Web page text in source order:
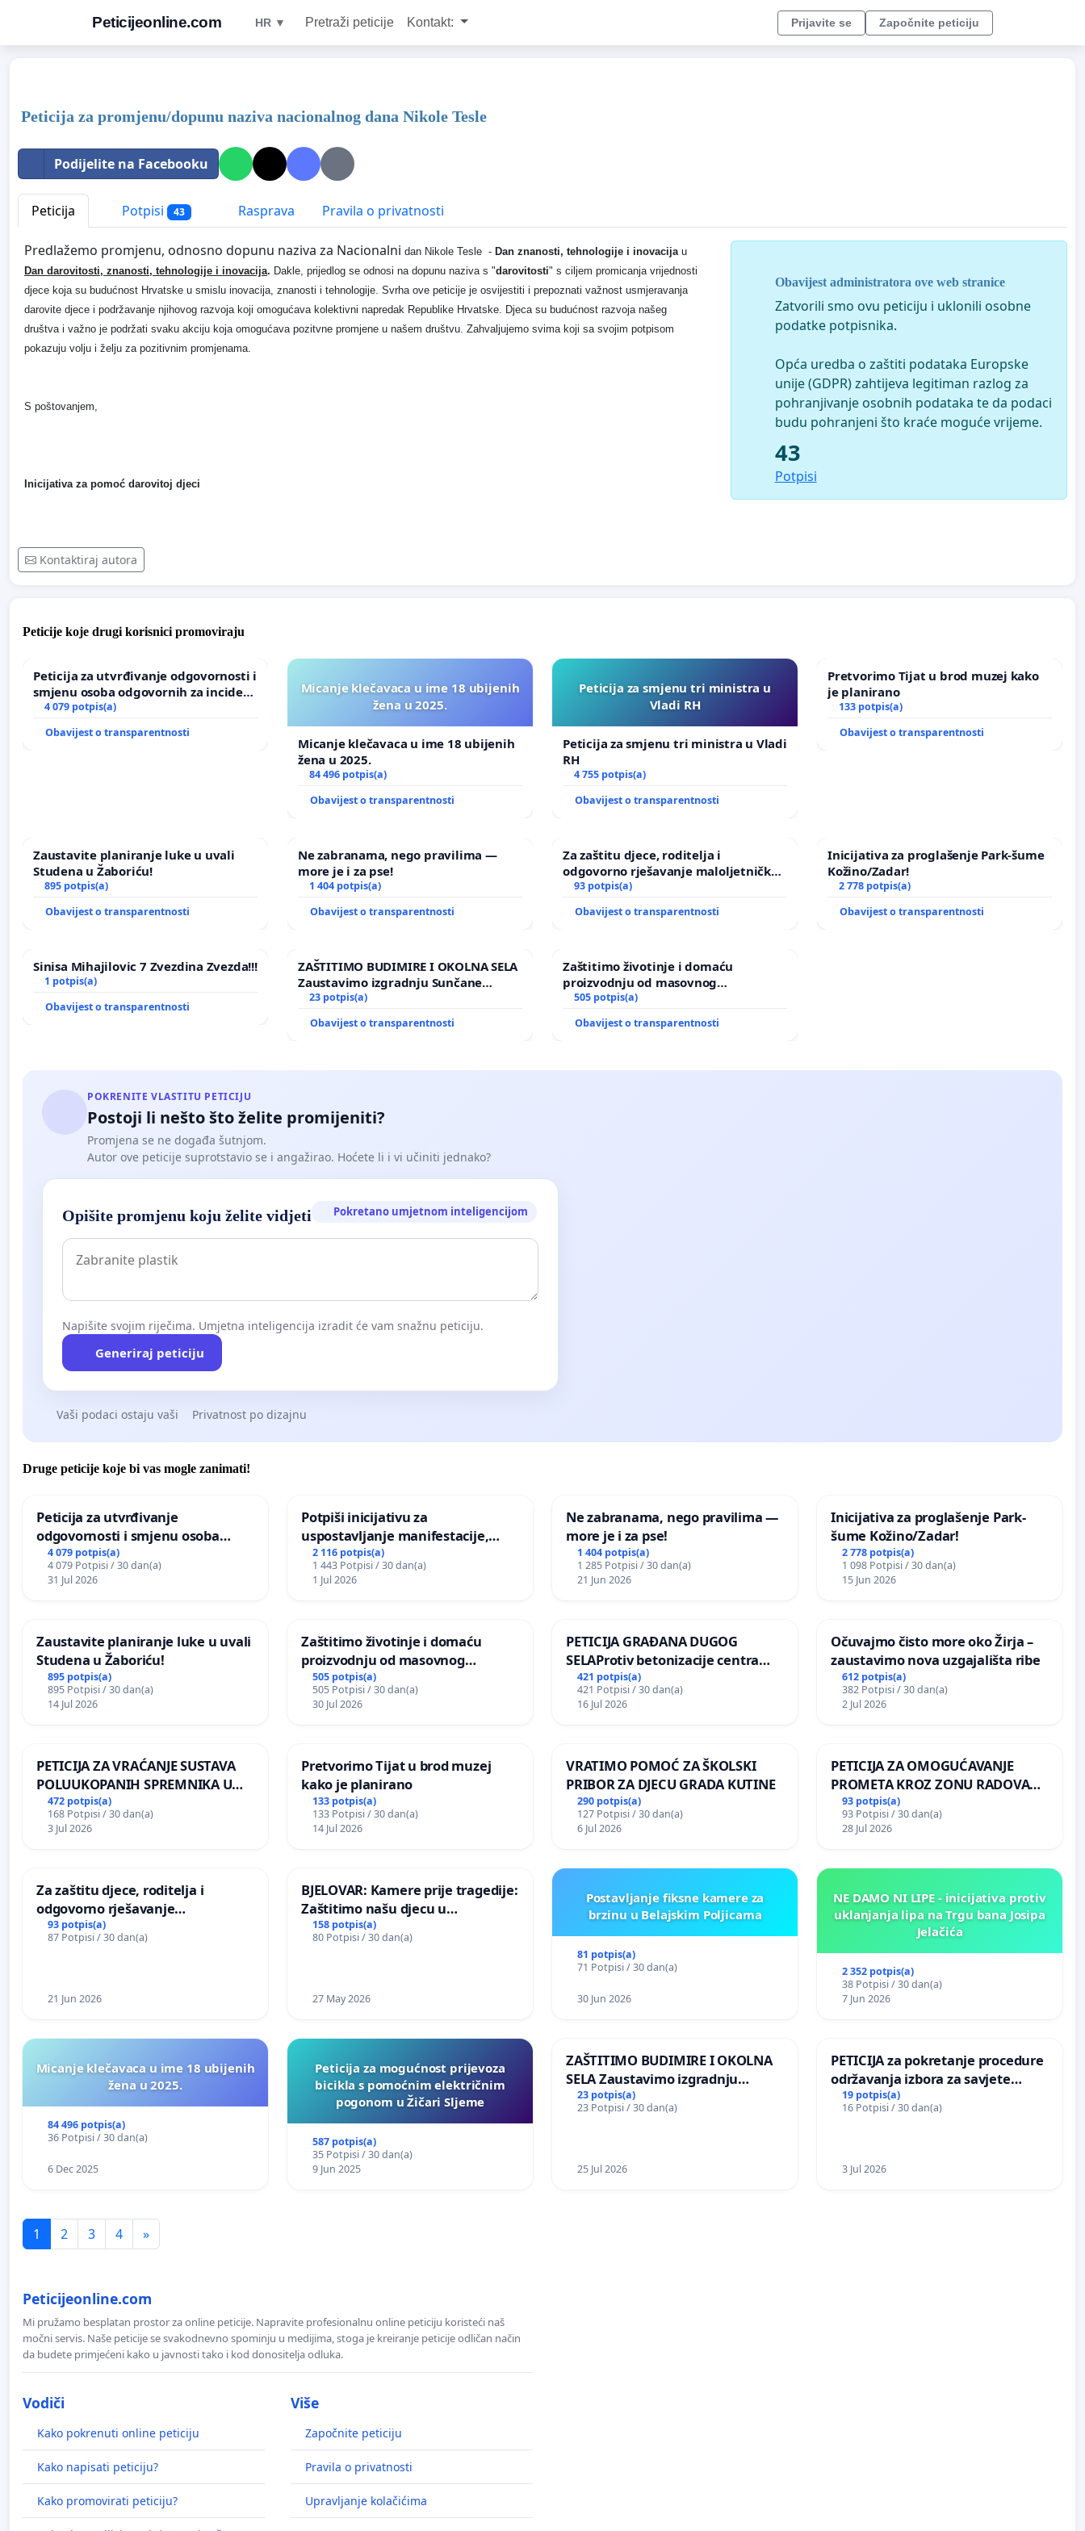
Peticijeonline.com HR ▼ Pretraži peticije Kontakt: Prijavite se Započnite peticiju
Peticija za promjenu/dopunu naziva nacionalnog dana Nikole Tesle
Podijelite na Facebooku
Peticija Potpisi 43 Rasprava Pravila o privatnosti
Predlažemo promjenu, odnosno dopunu naziva za Nacionalni dan Nikole Tesle - Dan znanosti, tehnologije i inovacijau
Dan darovitosti, znanosti, tehnologije i inovacija. Dakle, prijedlog se odnosi na dopunu naziva s "darovitosti" s ciljem promicanja vrijednosti
djece koja su budućnost Hrvatske u smislu inovacija, znanosti i tehnologije. Svrha ove peticije je osvijestiti i prepoznati važnost usmjeravanja
darovite djece i podržavanje njihovog razvoja koji omogućava kolektivni napredak Republike Hrvatske. Djeca su budućnost razvoja našeg
društva i važno je podržati svaku akciju koja omogućava pozitvne promjene u našem društvu. Zahvaljujemo svima koji sa svojim potpisom
pokazuju volju i želju za pozitivnim promjenama.
S poštovanjem,
Inicijativa za pomoć darovitoj djeci
Kontaktiraj autora
Obavijest administratora ove web stranice
Zatvorili smo ovu peticiju i uklonili osobne
podatke potpisnika.
Opća uredba o zaštiti podataka Europske
unije (GDPR) zahtijeva legitiman razlog za
pohranjivanje osobnih podataka te da podaci
budu pohranjeni što kraće moguće vrijeme.
43
Potpisi
Peticije koje drugi korisnici promoviraju
Peticija za utvrđivanje odgovornosti i
smjenu osoba odgovornih za incident
u Zoološkom vrtu Grada Zagreba
4 079 potpis(a)
Obavijest o transparentnosti
Micanje klečavaca u ime 18 ubijenih
žena u 2025.
Micanje klečavaca u ime 18 ubijenih
žena u 2025.
84 496 potpis(a)
Obavijest o transparentnosti
Peticija za smjenu tri ministra u
Vladi RH
Peticija za smjenu tri ministra u Vladi
RH
4 755 potpis(a)
Obavijest o transparentnosti
Pretvorimo Tijat u brod muzej kako
je planirano
133 potpis(a)
Obavijest o transparentnosti
Zaustavite planiranje luke u uvali
Studena u Žaboriću!
895 potpis(a)
Obavijest o transparentnosti
Ne zabranama, nego pravilima —
more je i za pse!
1 404 potpis(a)
Obavijest o transparentnosti
Za zaštitu djece, roditelja i
odgovorno rješavanje maloljetničkog
nasilja
93 potpis(a)
Obavijest o transparentnosti
Inicijativa za proglašenje Park-šume
Kožino/Zadar!
2 778 potpis(a)
Obavijest o transparentnosti
Sinisa Mihajilovic 7 Zvezdina Zvezda!!!
1 potpis(a)
Obavijest o transparentnosti
ZAŠTITIMO BUDIMIRE I OKOLNA SELA
Zaustavimo izgradnju Sunčane
elektrane Vedrine na području
23 potpis(a)
Obavijest o transparentnosti
Zaštitimo životinje i domaću
proizvodnju od masovnog
uništavanja zbog afričke svinjske
505 potpis(a)
Obavijest o transparentnosti
POKRENITE VLASTITU PETICIJU
Postoji li nešto što želite promijeniti?
Promjena se ne događa šutnjom.
Autor ove peticije suprotstavio se i angažirao. Hoćete li i vi učiniti jednako?
Opišite promjenu koju želite vidjeti Pokretano umjetnom inteligencijom
Napišite svojim riječima. Umjetna inteligencija izradit će vam snažnu peticiju.
Generiraj peticiju
Vaši podaci ostaju vaši Privatnost po dizajnu
Druge peticije koje bi vas mogle zanimati!
Peticija za utvrđivanje
odgovornosti i smjenu osoba
odgovornih za incident u
Zoološkom vrtu Grada Zagreba
4 079 potpis(a)
4 079 Potpisi / 30 dan(a)
31 Jul 2026
Potpiši inicijativu za
uspostavljanje manifestacije,
godišnje nagrade ili drugog
javnog događaja „Edin Avdić“ u
Sarajevu
2 116 potpis(a)
1 443 Potpisi / 30 dan(a)
1 Jul 2026
Ne zabranama, nego pravilima —
more je i za pse!
1 404 potpis(a)
1 285 Potpisi / 30 dan(a)
21 Jun 2026
Inicijativa za proglašenje Park-
šume Kožino/Zadar!
2 778 potpis(a)
1 098 Potpisi / 30 dan(a)
15 Jun 2026
Zaustavite planiranje luke u uvali
Studena u Žaboriću!
895 potpis(a)
895 Potpisi / 30 dan(a)
14 Jul 2026
Zaštitimo životinje i domaću
proizvodnju od masovnog
uništavanja zbog afričke svinjske
kuge
505 potpis(a)
505 Potpisi / 30 dan(a)
30 Jul 2026
PETICIJA GRAĐANA DUGOG
SELAProtiv betonizacije centra
grada i za očuvanje postojećih
zelenih površina i odraslih stabala
pri donošenju izmjena
421 potpis(a)
421 Potpisi / 30 dan(a)
16 Jul 2026
Očuvajmo čisto more oko Žirja –
zaustavimo nova uzgajališta ribe
612 potpis(a)
382 Potpisi / 30 dan(a)
2 Jul 2026
PETICIJA ZA VRAĆANJE SUSTAVA
POLUUKOPANIH SPREMNIKA U
NASELJU KOLANJSKI GAJAC
472 potpis(a)
168 Potpisi / 30 dan(a)
3 Jul 2026
Pretvorimo Tijat u brod muzej
kako je planirano
133 potpis(a)
133 Potpisi / 30 dan(a)
14 Jul 2026
VRATIMO POMOĆ ZA ŠKOLSKI
PRIBOR ZA DJECU GRADA KUTINE
290 potpis(a)
127 Potpisi / 30 dan(a)
6 Jul 2026
PETICIJA ZA OMOGUĆAVANJE
PROMETA KROZ ZONU RADOVA
ZA STANOVNIKE Mjesnog odbora
Kamensko i Lemić Brdo
93 potpis(a)
93 Potpisi / 30 dan(a)
28 Jul 2026
Za zaštitu djece, roditelja i
odgovorno rješavanje
maloljetničkog nasilja
93 potpis(a)
87 Potpisi / 30 dan(a)
21 Jun 2026
BJELOVAR: Kamere prije tragedije:
Zaštitimo našu djecu u
Vukovarskoj!
158 potpis(a)
80 Potpisi / 30 dan(a)
27 May 2026
Postavljanje fiksne kamere za
brzinu u Belajskim Poljicama
81 potpis(a)
71 Potpisi / 30 dan(a)
30 Jun 2026
NE DAMO NI LIPE - inicijativa protiv
uklanjanja lipa na Trgu bana Josipa
Jelačića
2 352 potpis(a)
38 Potpisi / 30 dan(a)
7 Jun 2026
Micanje klečavaca u ime 18 ubijenih
žena u 2025.
84 496 potpis(a)
36 Potpisi / 30 dan(a)
6 Dec 2025
Peticija za mogućnost prijevoza
bicikla s pomoćnim električnim
pogonom u Žičari Sljeme
587 potpis(a)
35 Potpisi / 30 dan(a)
9 Jun 2025
ZAŠTITIMO BUDIMIRE I OKOLNA
SELA Zaustavimo izgradnju
Sunčane elektrane Vedrine na
području Ugljana
23 potpis(a)
23 Potpisi / 30 dan(a)
25 Jul 2026
PETICIJA za pokretanje procedure
održavanja izbora za savjete
mjesnih zajednica u Općini
Bugojno
19 potpis(a)
16 Potpisi / 30 dan(a)
3 Jul 2026
1 2 3 4 »
Peticijeonline.com
Mi pružamo besplatan prostor za online peticije. Napravite profesionalnu online peticiju koristeći naš
močni servis. Naše peticije se svakodnevno spominju u medijima, stoga je kreiranje peticije odličan način
da budete primjećeni kako u javnosti tako i kod donositelja odluka.
Vodiči
Kako pokrenuti online peticiju
Kako napisati peticiju?
Kako promovirati peticiju?
Više
Započnite peticiju
Pravila o privatnosti
Upravljanje kolačićima